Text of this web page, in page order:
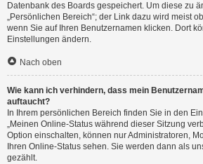
Datenbank des Boards gespeichert. Um diese zu
„Persönlichen Bereich“; der Link dazu wird meist
wenn Sie auf Ihren Benutzernamen klicken. Dort
Einstellungen ändern.
Nach oben
Wie kann ich verhindern, dass mein
auftaucht?
In Ihrem persönlichen Bereich finden Sie in den
„Meinen Online-Status während dieser Sitzung
Option einschalten, können nur Administratoren,
Ihren Online-Status sehen. Sie werden dann als
gezählt.